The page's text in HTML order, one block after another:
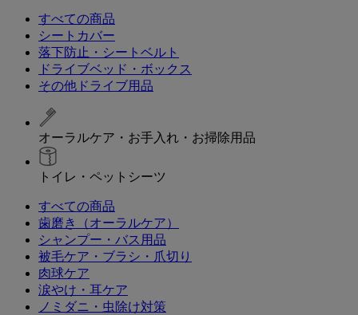
すべての商品
シートカバー
落下防止・シートベルト
ドライブベッド・ボックス
その他ドライブ用品
オーラルケア・お手入れ・お掃除用品
トイレ・ペットシーツ
すべての商品
歯磨き（オーラルケア）
シャンプー・バス用品
被毛ケア・ブラシ・爪切り
肉球ケア
涙やけ・耳ケア
ノミダニ・虫除け対策